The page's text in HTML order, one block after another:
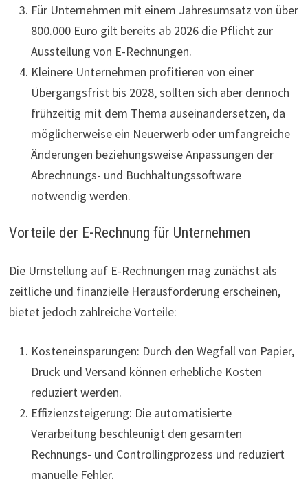
Für Unternehmen mit einem Jahresumsatz von über
800.000 Euro gilt bereits ab 2026 die Pflicht zur
Ausstellung von E-Rechnungen.
Kleinere Unternehmen profitieren von einer
Übergangsfrist bis 2028, sollten sich aber dennoch
frühzeitig mit dem Thema auseinandersetzen, da
möglicherweise ein Neuerwerb oder umfangreiche
Änderungen beziehungsweise Anpassungen der
Abrechnungs- und Buchhaltungssoftware
notwendig werden.
Vorteile der E-Rechnung für Unternehmen
Die Umstellung auf E-Rechnungen mag zunächst als
zeitliche und finanzielle Herausforderung erscheinen,
bietet jedoch zahlreiche Vorteile:
Kosteneinsparungen: Durch den Wegfall von Papier,
Druck und Versand können erhebliche Kosten
reduziert werden.
Effizienzsteigerung: Die automatisierte
Verarbeitung beschleunigt den gesamten
Rechnungs- und Controllingprozess und reduziert
manuelle Fehler.